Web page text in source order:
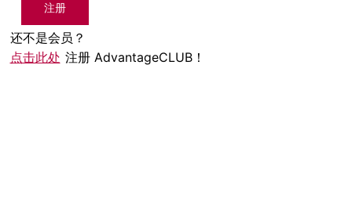
注册
还不是会员？
点击此处 注册 AdvantageCLUB！